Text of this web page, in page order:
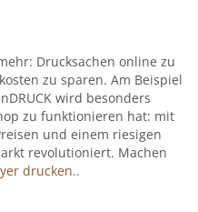
Drucksachen online zu
zu sparen. Am Beispiel
wird besonders
zu funktionieren hat: mit
und einem riesigen
revolutioniert. Machen
drucken..